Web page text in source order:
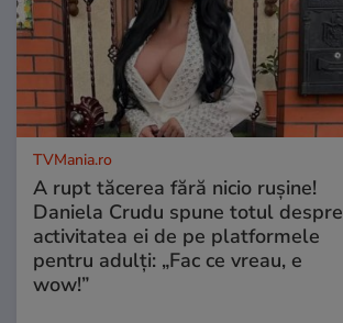
TVMania.ro
A rupt tăcerea fără nicio rușine!
Daniela Crudu spune totul despre
activitatea ei de pe platformele
pentru adulți: „Fac ce vreau, e
wow!”